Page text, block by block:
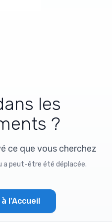
les
?
ce que vous cherchez
a peut-être été déplacée.
l'Accueil